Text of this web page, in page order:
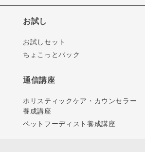
お試し
お試しセット
ちょこっとパック
通信講座
ホリスティックケア・カウンセラー
養成講座
ペットフーディスト養成講座